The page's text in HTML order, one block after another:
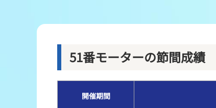
モーター抽選結果・前検タイムランキング
得点率ランキング
51番モーターの節間成績
開催期間